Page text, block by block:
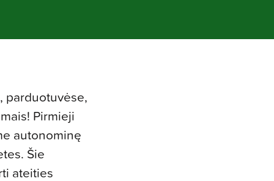
parduotuvėse,
Pirmieji
autonominę
Šie
ateities